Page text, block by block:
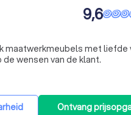
9,6
maatwerkmeubels met liefde
wensen van de klant.
Ontvang